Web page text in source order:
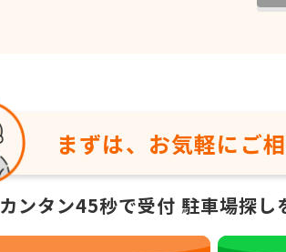
まずは、お気軽に ご
カンタン45秒で受付 駐車場探し